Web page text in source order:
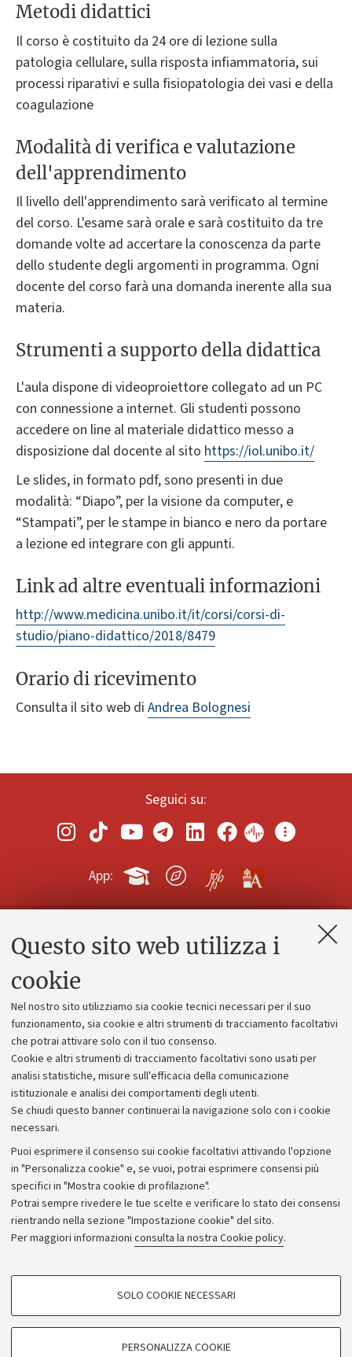
Questo sito web utilizza i
cookie
Nel nostro sito utilizziamo sia cookie tecnici necessari per il suo
funzionamento, sia cookie e altri strumenti di tracciamento facoltativi
che potrai attivare solo con il tuo consenso.
Cookie e altri strumenti di tracciamento facoltativi sono usati per
analisi statistiche, misure sull'efficacia della comunicazione
istituzionale e analisi dei comportamenti degli utenti.
Se chiudi questo banner continuerai la navigazione solo con i cookie
necessari.
Puoi esprimere il consenso sui cookie facoltativi attivando l'opzione
in "Personalizza cookie" e, se vuoi, potrai esprimere consensi più
specifici in "Mostra cookie di profilazione".
Potrai sempre rivedere le tue scelte e verificare lo stato dei consensi
rientrando nella sezione "Impostazione cookie" del sito.
Per maggiori informazioni consulta la nostra Cookie policy.
COOKIE DI PROFILAZIONE - FACOLTATIVI
SOLO COOKIE NECESSARI
PERSONALIZZA COOKIE
Metodi didattici
Il corso è costituito da 24 ore di lezione sulla
patologia cellulare, sulla risposta infiammatoria, sui
processi riparativi e sulla fisiopatologia dei vasi e della
coagulazione
Modalità di verifica e valutazione
dell'apprendimento
Il livello dell'apprendimento sarà verificato al termine
del corso. L'esame sarà orale e sarà costituito da tre
domande volte ad accertare la conoscenza da parte
dello studente degli argomenti in programma. Ogni
docente del corso farà una domanda inerente alla sua
materia.
Strumenti a supporto della didattica
L'aula dispone di videoproiettore collegato ad un PC
con connessione a internet. Gli studenti possono
accedere on line al materiale didattico messo a
disposizione dal docente al sito https://iol.unibo.it/
Le slides, in formato pdf, sono presenti in due
modalità: “Diapo”, per la visione da computer, e
“Stampati”, per le stampe in bianco e nero da portare
a lezione ed integrare con gli appunti.
Link ad altre eventuali informazioni
http://www.medicina.unibo.it/it/corsi/corsi-di-
studio/piano-didattico/2018/8479
Orario di ricevimento
Consulta il sito web di Andrea Bolognesi
Seguici su:
App:
Contatti e PEC
Alumni community
Piano strategico
Bilanci
Donazioni e 5x1000
Bandi, gare e concorsi
Albo online
Amministrazione trasparente
Atti di notifica
Informazioni sul sito e accessibilità
Dichiarazione di accessibilità
Privacy e note legali
Impostazioni Cookie